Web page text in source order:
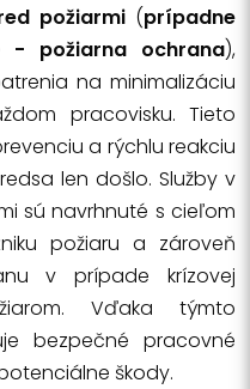
požiarmi (prípadne
- požiarna ochrana),
na minimalizáciu
pracovisku. Tieto
a rýchlu reakciu
len došlo. Služby v
sú navrhnuté s cieľom
požiaru a zároveň
v prípade krízovej
Vďaka týmto
bezpečné pracovné
škody.